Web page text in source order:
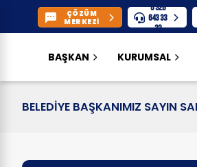
ÇÖZÜM
MERKEZİ
0 326
643 33
33
BAŞKAN KURUMSAL
BELEDİYE BAŞKANIMIZ SAYIN